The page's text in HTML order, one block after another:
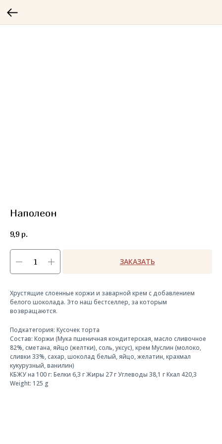
Наполеон
9,9 р.
ЗАКАЗАТЬ
Хрустящие слоенные коржи и заварной крем с добавлением
белого шоколада. Это наш бестселлер, за которым
возвращаются.
Подкатегория: Кусочек торта
Состав: Коржи (Мука пшеничная кондитерская, масло сливочное
82%, сметана, яйцо (желтки), соль, уксус), крем Муслин (молоко,
сливки 33%, сахар, шоколад белый, яйцо, желатин, крахмал
кукурузный, ванилин)
КБЖУ на 100 г: Белки 6,3 г Жиры 27 г Углеводы 38,1 г Ккал 420,3
Weight: 125 g